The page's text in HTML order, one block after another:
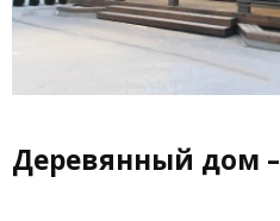
Деревянный дом –